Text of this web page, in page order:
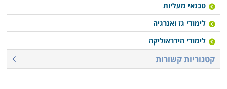
טכנאי מעליות
לימודי גז ואנרגיה
לימודי הידראוליקה
קטגוריות קשורות